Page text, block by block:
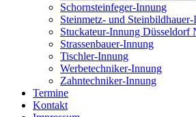
Schornsteinfeger-Innung
Steinmetz- und
Stuckateur-Innung Düsseldorf
Strassenbauer-Innung
Tischler-Innung
Werbetechniker-Innung
Zahntechniker-Innung
Termine
Kontakt